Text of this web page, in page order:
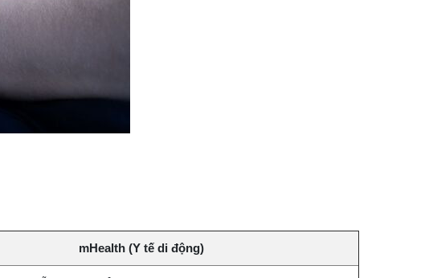
mHealth (Y tế di động)